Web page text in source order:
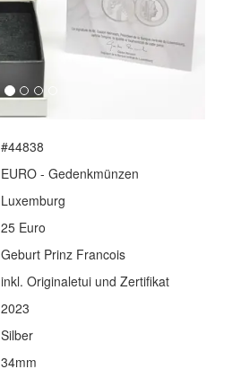
#44838
EURO - Gedenkmünzen
Luxemburg
25 Euro
Geburt Prinz Francois
inkl. Originaletui und Zertifikat
2023
Silber
34mm